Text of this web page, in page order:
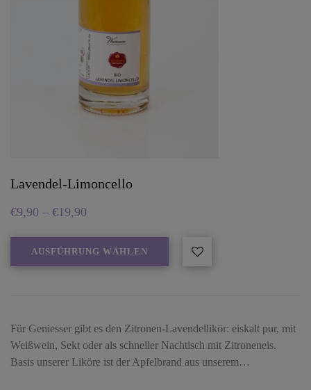
Lavendel-Limoncello
€9,90 – €19,90
AUSFÜHRUNG WÄHLEN
Für Geniesser gibt es den Zitronen-Lavendellikör: eiskalt pur, mit
Weißwein, Sekt oder als schneller Nachtisch mit Zitroneneis.
Basis unserer Liköre ist der Apfelbrand aus unserem…